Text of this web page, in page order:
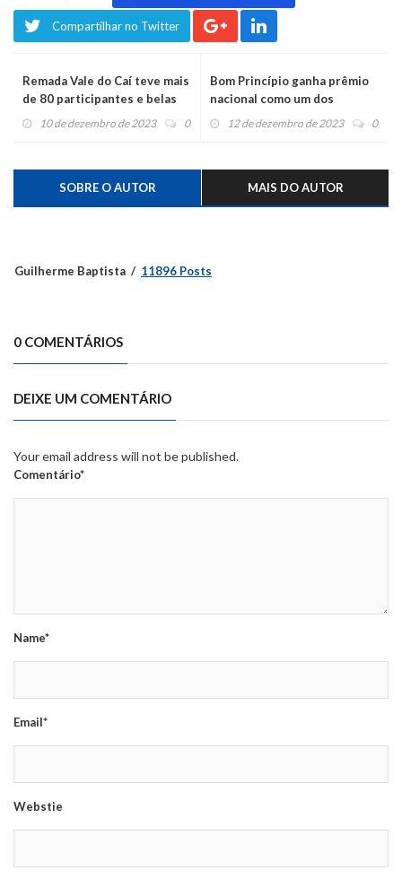
Compartilhar no Twitter
Remada Vale do Caí teve mais
de 80 participantes e belas
imagens10 de dezembro de 2023 0
Bom Princípio ganha prêmio
nacional como um dos
melhores do Brasil em
12 de dezembro de 2023 0
SOBRE O AUTOR MAIS DO AUTOR
Guilherme Baptista 11896 Posts
0 COMENTÁRIOS
DEIXE UM COMENTÁRIO
Your email address will not be published.
Comentário*
Name*
Email*
Webstie